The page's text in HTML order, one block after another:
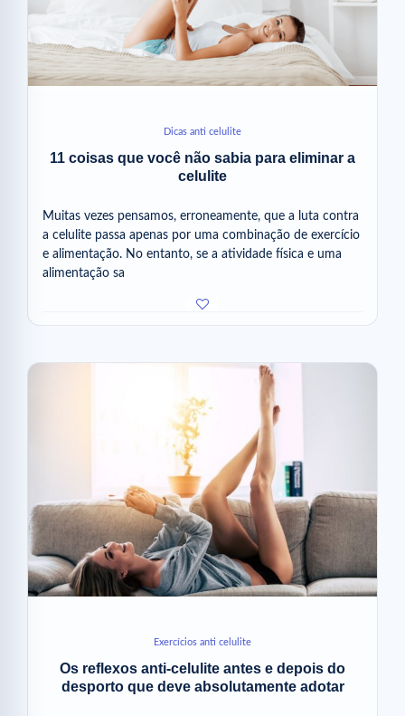
Dicas anti celulite
11 coisas que você não sabia para eliminar a
celulite
Muitas vezes pensamos, erroneamente, que a luta contra
a celulite passa apenas por uma combinação de exercício
e alimentação. No entanto, se a atividade física e uma
alimentação sa
Exercícios anti celulite
Os reflexos anti-celulite antes e depois do
desporto que deve absolutamente adotar